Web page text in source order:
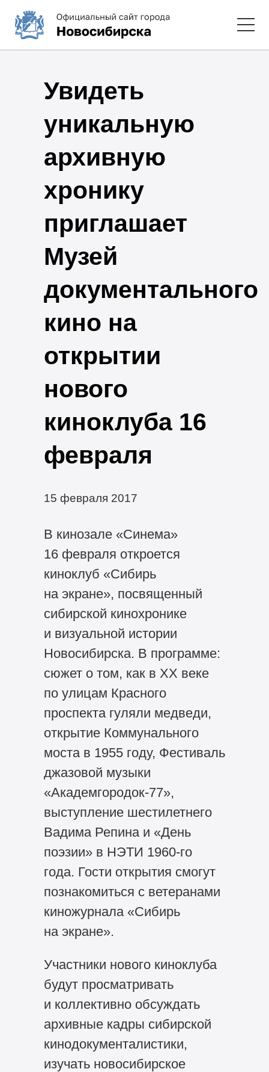
Увидеть
уникальную
архивную
хронику
приглашает
Музей
документального
кино на
открытии
нового
киноклуба 16
февраля
15 февраля 2017
В кинозале «Синема»
16 февраля откроется
киноклуб «Сибирь
на экране», посвященный
сибирской кинохронике
и визуальной истории
Новосибирска. В программе:
сюжет о том, как в ХХ веке
по улицам Красного
проспекта гуляли медведи,
открытие Коммунального
моста в 1955 году, Фестиваль
джазовой музыки
«Академгородок-77»,
выступление шестилетнего
Вадима Репина и «День
поэзии» в НЭТИ 1960-го
года. Гости открытия смогут
познакомиться с ветеранами
киножурнала «Сибирь
на экране».
Участники нового киноклуба
будут просматривать
и коллективно обсуждать
архивные кадры сибирской
кинодокументалистики,
изучать новосибирское